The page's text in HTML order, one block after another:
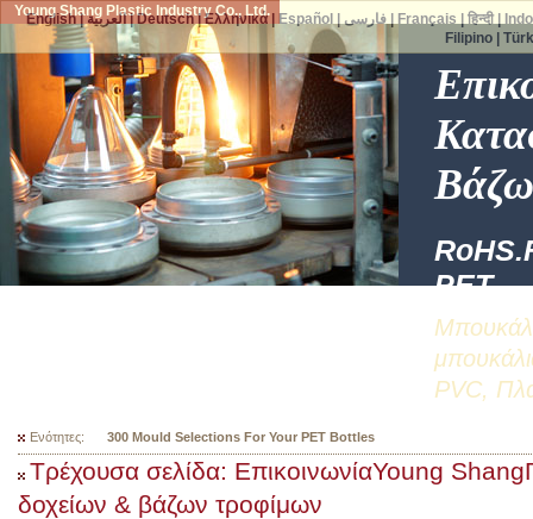
Young Shang Plastic Industry Co., Ltd.
PET
PVC,
Ενότητες: 300 Mould Selections For Your PET Bottles
Τρέχουσα σελίδα: ΕπικοινωνίαYoung
δοχείων & βάζων τροφίμων
English|العربية|Deutsch|Ελληνικά| Español فارسی| Français हिन्दी|
Filipino|